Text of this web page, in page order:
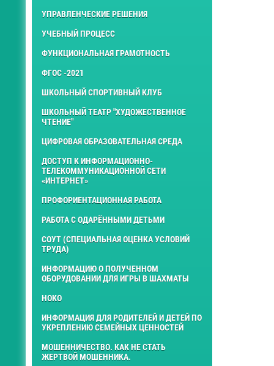
УПРАВЛЕНЧЕСКИЕ РЕШЕНИЯ
УЧЕБНЫЙ ПРОЦЕСС
ФУНКЦИОНАЛЬНАЯ ГРАМОТНОСТЬ
ФГОС -2021
ШКОЛЬНЫЙ СПОРТИВНЫЙ КЛУБ
ШКОЛЬНЫЙ ТЕАТР "ХУДОЖЕСТВЕННОЕ
ЧТЕНИЕ"
ЦИФРОВАЯ ОБРАЗОВАТЕЛЬНАЯ СРЕДА
ДОСТУП К ИНФОРМАЦИОННО-
ТЕЛЕКОММУНИКАЦИОННОЙ СЕТИ
«ИНТЕРНЕТ»
ПРОФОРИЕНТАЦИОННАЯ РАБОТА
РАБОТА С ОДАРЁННЫМИ ДЕТЬМИ
СОУТ (СПЕЦИАЛЬНАЯ ОЦЕНКА УСЛОВИЙ
ТРУДА)
ИНФОРМАЦИЮ О ПОЛУЧЕННОМ
ОБОРУДОВАНИИ ДЛЯ ИГРЫ В ШАХМАТЫ
НОКО
ИНФОРМАЦИЯ ДЛЯ РОДИТЕЛЕЙ И ДЕТЕЙ ПО
УКРЕПЛЕНИЮ СЕМЕЙНЫХ ЦЕННОСТЕЙ
МОШЕННИЧЕСТВО. КАК НЕ СТАТЬ
ЖЕРТВОЙ МОШЕННИКА.